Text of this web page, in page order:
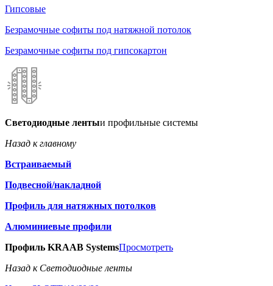
Гипсовые
Безрамочные софиты под натяжной потолок
Безрамочные софиты под гипсокартон
Светодиодные лентыи профильные системы
Назад к главному
Встраиваемый
Подвесной/накладной
Профиль для натяжных потолков
Алюминиевые профили
Профиль KRAAB SystemsПросмотреть
Назад к Светодиодные ленты